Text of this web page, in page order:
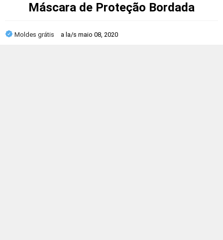
Máscara de Proteção Bordada
Moldes grátis a la/s maio 08, 2020